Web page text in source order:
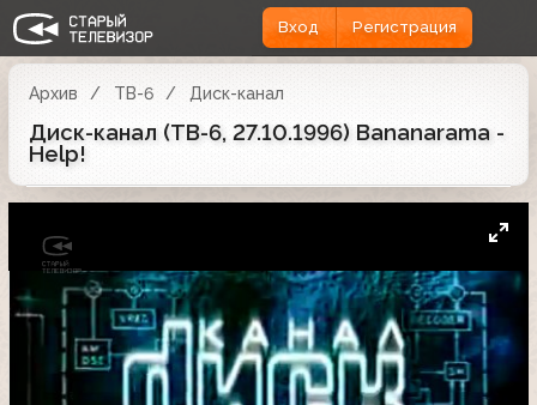
Вход Регистрация
Архив ТВ-6 Диск-канал
Диск-канал (ТВ-6, 27.10.1996) Bananarama -
Help!